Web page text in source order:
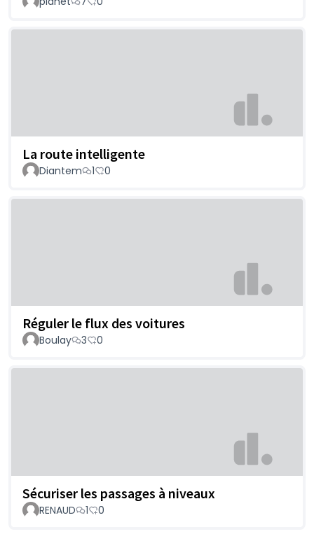
La route intelligente
Diantem 1 0
Réguler le flux des voitures
Boulay 3 0
Sécuriser les passages à niveaux
RENAUD 1 0